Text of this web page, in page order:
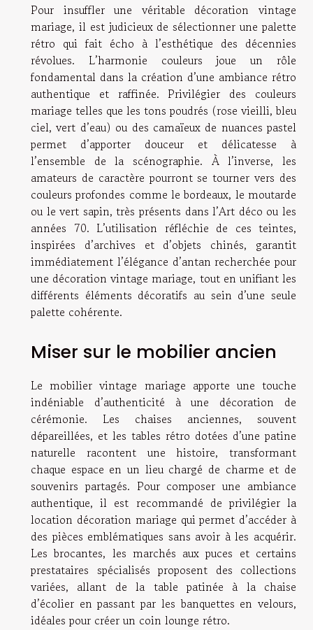
Pour insuffler une véritable décoration vintage
mariage, il est judicieux de sélectionner une palette
rétro qui fait écho à l’esthétique des décennies
révolues. L’harmonie couleurs joue un rôle
fondamental dans la création d’une ambiance rétro
authentique et raffinée. Privilégier des couleurs
mariage telles que les tons poudrés (rose vieilli, bleu
ciel, vert d’eau) ou des camaïeux de nuances pastel
permet d’apporter douceur et délicatesse à
l’ensemble de la scénographie. À l’inverse, les
amateurs de caractère pourront se tourner vers des
couleurs profondes comme le bordeaux, le moutarde
ou le vert sapin, très présents dans l’Art déco ou les
années 70. L’utilisation réfléchie de ces teintes,
inspirées d’archives et d’objets chinés, garantit
immédiatement l’élégance d’antan recherchée pour
une décoration vintage mariage, tout en unifiant les
différents éléments décoratifs au sein d’une seule
palette cohérente.
Miser sur le mobilier ancien
Le mobilier vintage mariage apporte une touche
indéniable d’authenticité à une décoration de
cérémonie. Les chaises anciennes, souvent
dépareillées, et les tables rétro dotées d’une patine
naturelle racontent une histoire, transformant
chaque espace en un lieu chargé de charme et de
souvenirs partagés. Pour composer une ambiance
authentique, il est recommandé de privilégier la
location décoration mariage qui permet d’accéder à
des pièces emblématiques sans avoir à les acquérir.
Les brocantes, les marchés aux puces et certains
prestataires spécialisés proposent des collections
variées, allant de la table patinée à la chaise
d’écolier en passant par les banquettes en velours,
idéales pour créer un coin lounge rétro.